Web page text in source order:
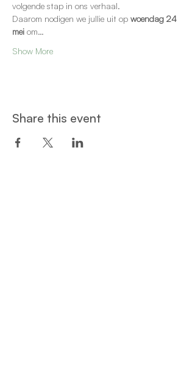
volgende stap in ons verhaal.
Daarom nodigen we jullie uit op woendag 24
mei om…
Show More
Share this event